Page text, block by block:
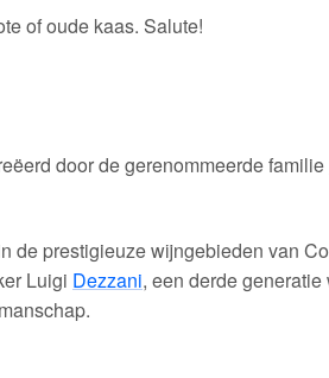
of oude kaas. Salute!
door de gerenommeerde familie
de prestigieuze wijngebieden van
Luigi Dezzani, een derde